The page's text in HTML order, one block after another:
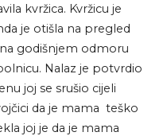
kvržica. Kvržicu je
je otišla na pregled
godišnjem odmoru
Nalaz je potvrdio
joj se srušio cijeli
da je mama teško
joj je da je mama